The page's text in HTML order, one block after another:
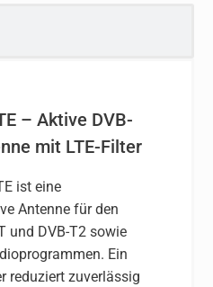
– Aktive DVB-
mit LTE-Filter
ist eine
Antenne für den
und DVB-T2 sowie
Ein
reduziert zuverlässig